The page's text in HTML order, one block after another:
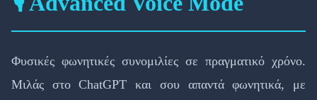
Φυσικές φωνητικές συνομιλίες σε πραγματικό χρόνο.
Μιλάς στο ChatGPT και σου απαντά φωνητικά, με